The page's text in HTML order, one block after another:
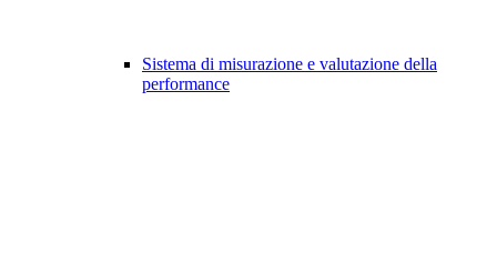
Sistema di misurazione e valutazione della
performance